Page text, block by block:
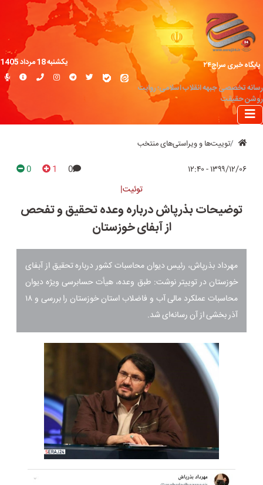
پایگاه خبری سراج۲۴
رسانه تخصصی جبهه انقلاب اسلامی؛ روایت
روشن حقیقت
یکشنبه 18 مرداد 1405
توییت‌ها و ویراستی‌های منتخب
۱۳۹۹/۱۲/۰۶ - ۱۲:۴۰ 0
1
0
توئیت|
توضیحات بذرپاش درباره وعده تحقیق و تفحص
از آبفای خوزستان
مهرداد بذرپاش، رئیس دیوان محاسبات کشور درباره تحقیق از آبفای
خوزستان در توییتر نوشت: طبق وعده، هیأت حسابرسی ویژه دیوان
محاسبات عملکرد مالی آب و فاضلاب استان خوزستان را بررسی و ۱۸
آذر بخشی از آن رسانه‌ای شد.